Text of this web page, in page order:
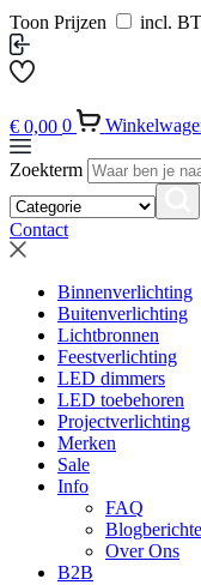
Toon Prijzen incl.
€ 0,00 0
Zoekterm
Contact
Binnenverlichting
Buitenverlichting
Lichtbronnen
Feestverlichting
LED dimmers
LED toebehoren
Projectverlichting
Merken
Sale
Info
FAQ
Over Ons
B2B